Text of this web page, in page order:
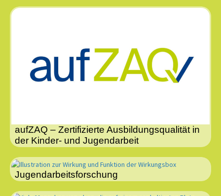
aufZAQ – Zertifizierte Ausbildungsqualität in
der Kinder- und Jugendarbeit
Jugendarbeitsforschung